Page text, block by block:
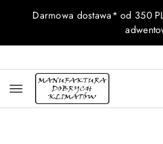
Przejdź do treści
Przejdź do wyszukiwarki
Przejdź do moje konto
Przejdź do menu
Przejdź do opisu
Przejdź do stopki
Darmowa dostawa* od 350